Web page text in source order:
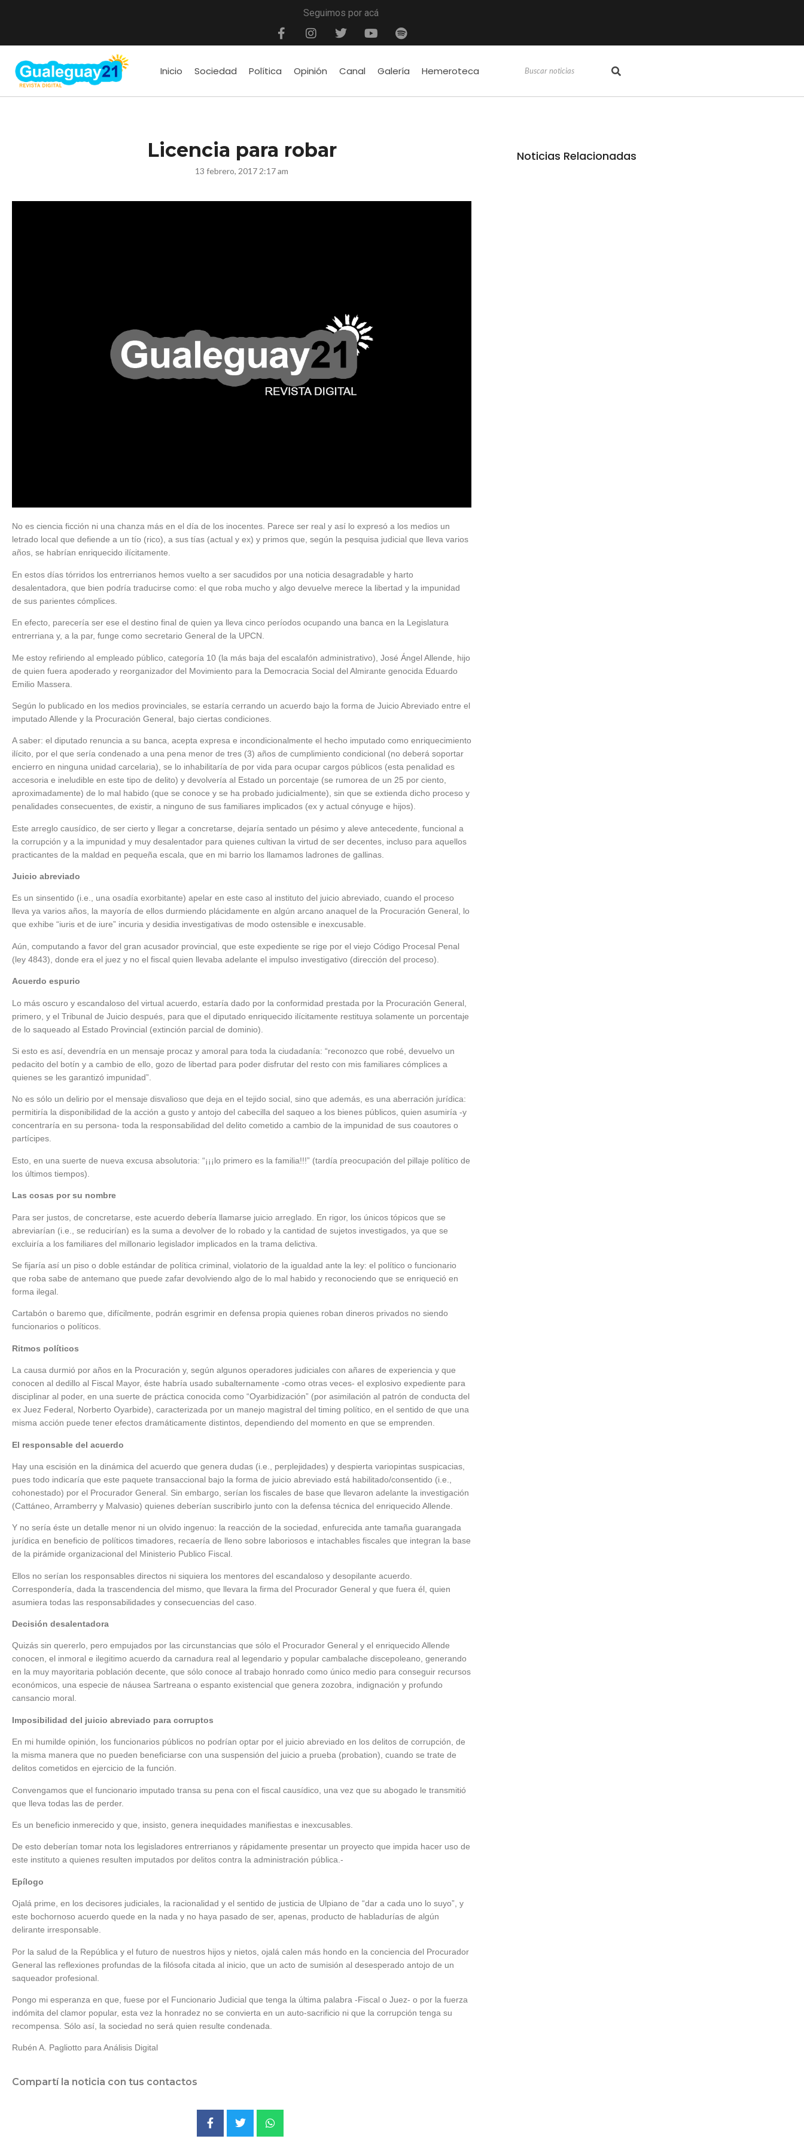
Seguimos por acá
Inicio Sociedad Política Opinión Canal Galería Hemeroteca
Licencia para robar
13 febrero, 2017 2:17 am
No es ciencia ficción ni una chanza más en el día de los inocentes. Parece ser real y así lo expresó a los medios un
letrado local que defiende a un tío (rico), a sus tías (actual y ex) y primos que, según la pesquisa judicial que lleva varios
años, se habrían enriquecido ilícitamente.
En estos días tórridos los entrerrianos hemos vuelto a ser sacudidos por una noticia desagradable y harto
desalentadora, que bien podría traducirse como: el que roba mucho y algo devuelve merece la libertad y la impunidad
de sus parientes cómplices.
En efecto, parecería ser ese el destino final de quien ya lleva cinco períodos ocupando una banca en la Legislatura
entrerriana y, a la par, funge como secretario General de la UPCN.
Me estoy refiriendo al empleado público, categoría 10 (la más baja del escalafón administrativo), José Ángel Allende, hijo
de quien fuera apoderado y reorganizador del Movimiento para la Democracia Social del Almirante genocida Eduardo
Emilio Massera.
Según lo publicado en los medios provinciales, se estaría cerrando un acuerdo bajo la forma de Juicio Abreviado entre el
imputado Allende y la Procuración General, bajo ciertas condiciones.
A saber: el diputado renuncia a su banca, acepta expresa e incondicionalmente el hecho imputado como enriquecimiento
ilícito, por el que sería condenado a una pena menor de tres (3) años de cumplimiento condicional (no deberá soportar
encierro en ninguna unidad carcelaria), se lo inhabilitaría de por vida para ocupar cargos públicos (esta penalidad es
accesoria e ineludible en este tipo de delito) y devolvería al Estado un porcentaje (se rumorea de un 25 por ciento,
aproximadamente) de lo mal habido (que se conoce y se ha probado judicialmente), sin que se extienda dicho proceso y
penalidades consecuentes, de existir, a ninguno de sus familiares implicados (ex y actual cónyuge e hijos).
Este arreglo causídico, de ser cierto y llegar a concretarse, dejaría sentado un pésimo y aleve antecedente, funcional a
la corrupción y a la impunidad y muy desalentador para quienes cultivan la virtud de ser decentes, incluso para aquellos
practicantes de la maldad en pequeña escala, que en mi barrio los llamamos ladrones de gallinas.
Juicio abreviado
Es un sinsentido (i.e., una osadía exorbitante) apelar en este caso al instituto del juicio abreviado, cuando el proceso
lleva ya varios años, la mayoría de ellos durmiendo plácidamente en algún arcano anaquel de la Procuración General, lo
que exhibe “iuris et de iure” incuria y desidia investigativas de modo ostensible e inexcusable.
Aún, computando a favor del gran acusador provincial, que este expediente se rige por el viejo Código Procesal Penal
(ley 4843), donde era el juez y no el fiscal quien llevaba adelante el impulso investigativo (dirección del proceso).
Acuerdo espurio
Lo más oscuro y escandaloso del virtual acuerdo, estaría dado por la conformidad prestada por la Procuración General,
primero, y el Tribunal de Juicio después, para que el diputado enriquecido ilícitamente restituya solamente un porcentaje
de lo saqueado al Estado Provincial (extinción parcial de dominio).
Si esto es así, devendría en un mensaje procaz y amoral para toda la ciudadanía: “reconozco que robé, devuelvo un
pedacito del botín y a cambio de ello, gozo de libertad para poder disfrutar del resto con mis familiares cómplices a
quienes se les garantizó impunidad”.
No es sólo un delirio por el mensaje disvalioso que deja en el tejido social, sino que además, es una aberración jurídica:
permitiría la disponibilidad de la acción a gusto y antojo del cabecilla del saqueo a los bienes públicos, quien asumiría -y
concentraría en su persona- toda la responsabilidad del delito cometido a cambio de la impunidad de sus coautores o
partícipes.
Esto, en una suerte de nueva excusa absolutoria: “¡¡¡lo primero es la familia!!!” (tardía preocupación del pillaje político de
los últimos tiempos).
Las cosas por su nombre
Para ser justos, de concretarse, este acuerdo debería llamarse juicio arreglado. En rigor, los únicos tópicos que se
abreviarían (i.e., se reducirían) es la suma a devolver de lo robado y la cantidad de sujetos investigados, ya que se
excluiría a los familiares del millonario legislador implicados en la trama delictiva.
Se fijaría así un piso o doble estándar de política criminal, violatorio de la igualdad ante la ley: el político o funcionario
que roba sabe de antemano que puede zafar devolviendo algo de lo mal habido y reconociendo que se enriqueció en
forma ilegal.
Cartabón o baremo que, difícilmente, podrán esgrimir en defensa propia quienes roban dineros privados no siendo
funcionarios o políticos.
Ritmos políticos
La causa durmió por años en la Procuración y, según algunos operadores judiciales con añares de experiencia y que
conocen al dedillo al Fiscal Mayor, éste habría usado subalternamente -como otras veces- el explosivo expediente para
disciplinar al poder, en una suerte de práctica conocida como “Oyarbidización” (por asimilación al patrón de conducta del
ex Juez Federal, Norberto Oyarbide), caracterizada por un manejo magistral del timing político, en el sentido de que una
misma acción puede tener efectos dramáticamente distintos, dependiendo del momento en que se emprenden.
El responsable del acuerdo
Hay una escisión en la dinámica del acuerdo que genera dudas (i.e., perplejidades) y despierta variopintas suspicacias,
pues todo indicaría que este paquete transaccional bajo la forma de juicio abreviado está habilitado/consentido (i.e.,
cohonestado) por el Procurador General. Sin embargo, serían los fiscales de base que llevaron adelante la investigación
(Cattáneo, Arramberry y Malvasio) quienes deberían suscribirlo junto con la defensa técnica del enriquecido Allende.
Y no sería éste un detalle menor ni un olvido ingenuo: la reacción de la sociedad, enfurecida ante tamaña guarangada
jurídica en beneficio de políticos timadores, recaería de lleno sobre laboriosos e intachables fiscales que integran la base
de la pirámide organizacional del Ministerio Publico Fiscal.
Ellos no serían los responsables directos ni siquiera los mentores del escandaloso y desopilante acuerdo.
Correspondería, dada la trascendencia del mismo, que llevara la firma del Procurador General y que fuera él, quien
asumiera todas las responsabilidades y consecuencias del caso.
Decisión desalentadora
Quizás sin quererlo, pero empujados por las circunstancias que sólo el Procurador General y el enriquecido Allende
conocen, el inmoral e ilegitimo acuerdo da carnadura real al legendario y popular cambalache discepoleano, generando
en la muy mayoritaria población decente, que sólo conoce al trabajo honrado como único medio para conseguir recursos
económicos, una especie de náusea Sartreana o espanto existencial que genera zozobra, indignación y profundo
cansancio moral.
Imposibilidad del juicio abreviado para corruptos
En mi humilde opinión, los funcionarios públicos no podrían optar por el juicio abreviado en los delitos de corrupción, de
la misma manera que no pueden beneficiarse con una suspensión del juicio a prueba (probation), cuando se trate de
delitos cometidos en ejercicio de la función.
Convengamos que el funcionario imputado transa su pena con el fiscal causídico, una vez que su abogado le transmitió
que lleva todas las de perder.
Es un beneficio inmerecido y que, insisto, genera inequidades manifiestas e inexcusables.
De esto deberían tomar nota los legisladores entrerrianos y rápidamente presentar un proyecto que impida hacer uso de
este instituto a quienes resulten imputados por delitos contra la administración pública.-
Epílogo
Ojalá prime, en los decisores judiciales, la racionalidad y el sentido de justicia de Ulpiano de “dar a cada uno lo suyo”, y
este bochornoso acuerdo quede en la nada y no haya pasado de ser, apenas, producto de habladurías de algún
delirante irresponsable.
Por la salud de la República y el futuro de nuestros hijos y nietos, ojalá calen más hondo en la conciencia del Procurador
General las reflexiones profundas de la filósofa citada al inicio, que un acto de sumisión al desesperado antojo de un
saqueador profesional.
Pongo mi esperanza en que, fuese por el Funcionario Judicial que tenga la última palabra -Fiscal o Juez- o por la fuerza
indómita del clamor popular, esta vez la honradez no se convierta en un auto-sacrificio ni que la corrupción tenga su
recompensa. Sólo así, la sociedad no será quien resulte condenada.
Rubén A. Pagliotto para Análisis Digital
Compartí la noticia con tus contactos
Noticias Relacionadas